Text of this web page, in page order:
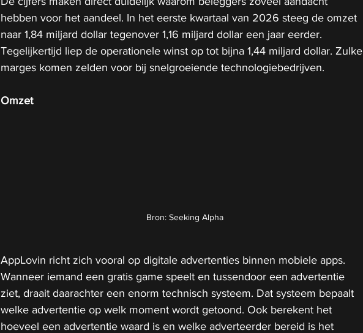
hebben voor het aandeel. In het eerste kwartaal van 2026 steeg de omzet
naar 1,84 miljard dollar tegenover 1,16 miljard dollar een jaar eerder.
Tegelijkertijd liep de operationele winst op tot bijna 1,44 miljard dollar. Zulke
marges komen zelden voor bij snelgroeiende technologiebedrijven.
Omzet
Bron: Seeking Alpha
AppLovin richt zich vooral op digitale advertenties binnen mobiele apps.
Wanneer iemand een gratis game speelt en tussendoor een advertentie
ziet, draait daarachter een enorm technisch systeem. Dat systeem bepaalt
welke advertentie op welk moment wordt getoond. Ook berekent het
hoeveel een advertentie waard is en welke adverteerder bereid is het